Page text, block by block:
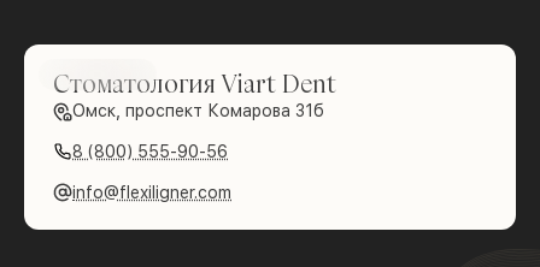
Стоматология Viart Dent
Омск, проспект Комарова 31б
8 (800) 555-90-56
info@flexiligner.com